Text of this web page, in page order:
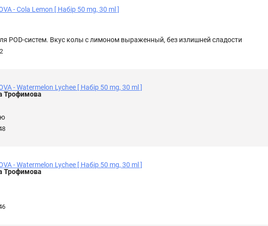
- Cola Lemon [ Набір 50 mg, 30 ml ]
POD-систем. Вкус колы с лимоном выраженный, без излишней сладости
- Watermelon Lychee [ Набір 50 mg, 30 ml ]
Трофимова
- Watermelon Lychee [ Набір 50 mg, 30 ml ]
Трофимова